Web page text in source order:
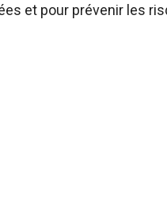
et pour prévenir les